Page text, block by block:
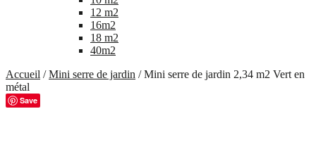
12 m2
16m2
18 m2
40m2
Accueil /Mini serre de jardin / Mini serre de jardin 2,34 m2 Vert en
métal
Save